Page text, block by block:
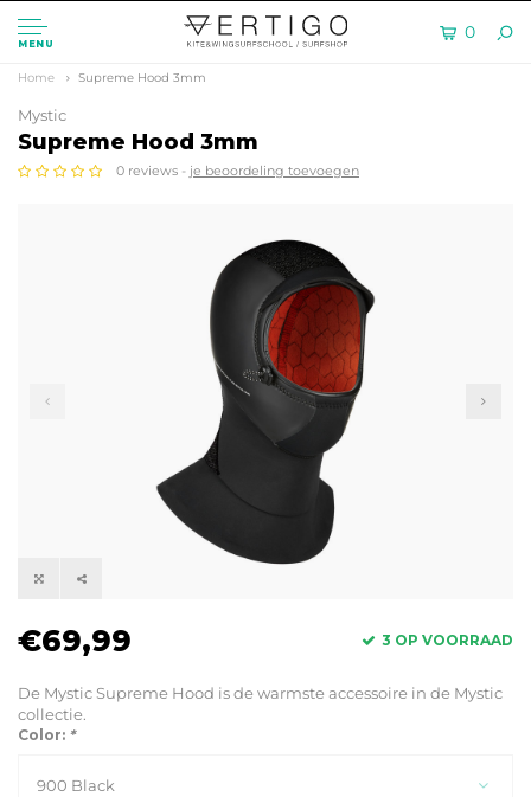
MENU
0
Home Supreme Hood 3mm
Mystic
Supreme Hood 3mm
0 reviews - je beoordeling toevoegen
€69,99 3 OP VOORRAAD
De Mystic Supreme Hood is de warmste accessoire in de Mystic
collectie.
Color: *
900 Black